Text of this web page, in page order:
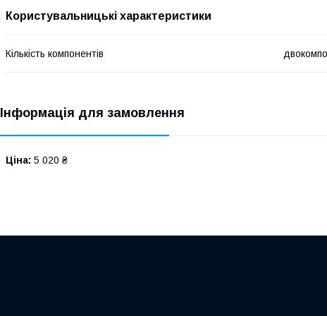
Користувальницькі характеристики
Кількість компонентів
Інформація для замовлення
Ціна: 5 020 ₴